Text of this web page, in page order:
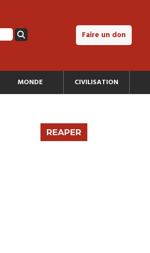
Faire un don
MONDE CIVILISATION
REAPER